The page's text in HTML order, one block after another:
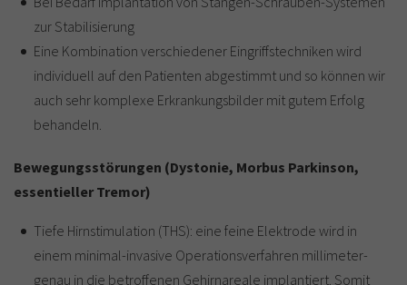
zur Stabilisierung
Eine Kombination verschiedener Eingriffstechniken wird
individuell auf den Patienten abgestimmt und so können wir
auch sehr komplexe Erkrankungsbilder mit gutem Erfolg
behandeln.
Bewegungsstörungen (Dystonie, Morbus Parkinson,
essentieller Tremor)
Tiefe Hirnstimulation (THS): eine feine Elektrode wird in
einem minimal-invasive Operationsverfahren millimeter-
genau in die betroffenen Gehirnareale implantiert. Somit